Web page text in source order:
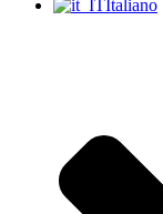
Italiano